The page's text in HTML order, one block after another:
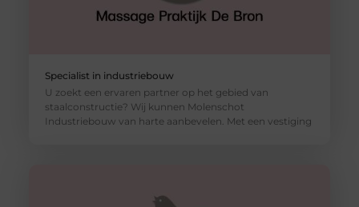
Specialist in industriebouw
U zoekt een ervaren partner op het gebied van
staalconstructie? Wij kunnen Molenschot
Industriebouw van harte aanbevelen. Met een vestiging